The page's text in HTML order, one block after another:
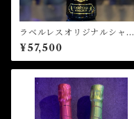
ラベルレスオリジナルシャン
パン
¥57,500